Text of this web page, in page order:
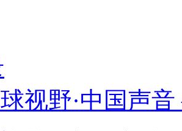
视野·中国声